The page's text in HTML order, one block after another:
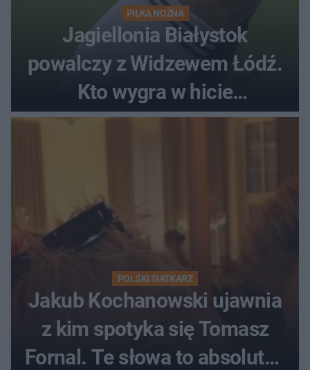
PIŁKA NOŻNA
Jagiellonia Białystok
powalczy z Widzewem Łódź.
Kto wygra w hicie
Ekstraklasy?
POLSKI SIATKARZ
Jakub Kochanowski ujawnia
z kim spotyka się Tomasz
Fornal. Te słowa to absolutny